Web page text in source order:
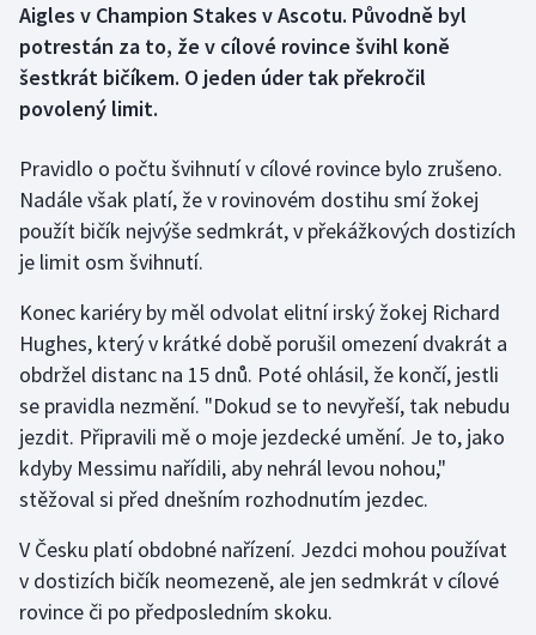
Florbal
Futsal
Gymnastika
Házená
Jezdectví
Judo
Krasobruslení
Lezení
Lyže a snowboard
Moderní pětiboj
Aigles v Champion Stakes v Ascotu. Původně byl
potrestán za to, že v cílové rovince švihl koně
šestkrát bičíkem. O jeden úder tak překročil
povolený limit.
Pravidlo o počtu švihnutí v cílové rovince bylo zrušeno.
Nadále však platí, že v rovinovém dostihu smí žokej
použít bičík nejvýše sedmkrát, v překážkových dostizích
je limit osm švihnutí.
Konec kariéry by měl odvolat elitní irský žokej Richard
Hughes, který v krátké době porušil omezení dvakrát a
obdržel distanc na 15 dnů. Poté ohlásil, že končí, jestli
se pravidla nezmění. "Dokud se to nevyřeší, tak nebudu
jezdit. Připravili mě o moje jezdecké umění. Je to, jako
kdyby Messimu nařídili, aby nehrál levou nohou,"
stěžoval si před dnešním rozhodnutím jezdec.
V Česku platí obdobné nařízení. Jezdci mohou používat
v dostizích bičík neomezeně, ale jen sedmkrát v cílové
rovince či po předposledním skoku.